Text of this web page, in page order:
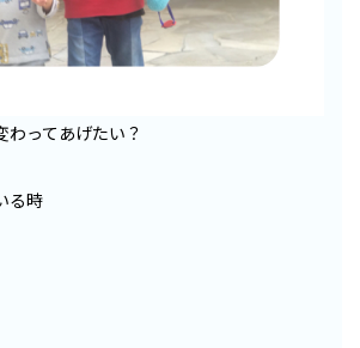
わってあげたい？
る時